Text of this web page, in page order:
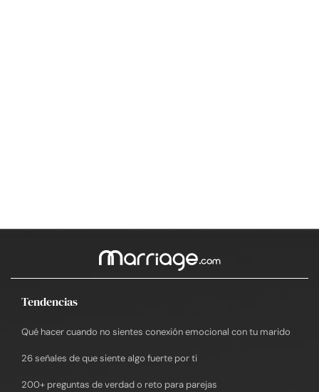
Tendencias
Qué hacer cuando no sientes conexión emocional con tu marido
26 señales de que siente algo fuerte por ti
200+ preguntas de verdad o reto para parejas